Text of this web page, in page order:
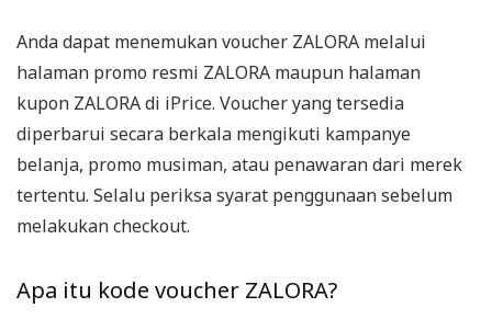
Anda dapat menemukan voucher ZALORA melalui
halaman promo resmi ZALORA maupun halaman
kupon ZALORA di iPrice. Voucher yang tersedia
diperbarui secara berkala mengikuti kampanye
belanja, promo musiman, atau penawaran dari merek
tertentu. Selalu periksa syarat penggunaan sebelum
melakukan checkout.
Apa itu kode voucher ZALORA?